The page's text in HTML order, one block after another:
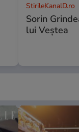
StirileKanalD.ro
Sorin
lui Veștea